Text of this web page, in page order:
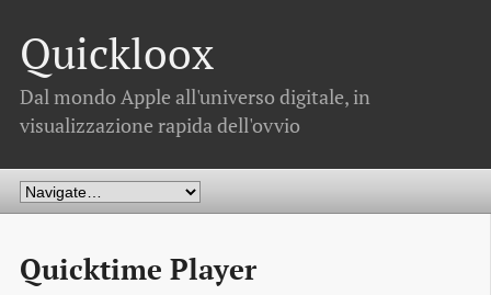
Quickloox
Dal mondo Apple all'universo digitale, in
visualizzazione rapida dell'ovvio
Quicktime Player